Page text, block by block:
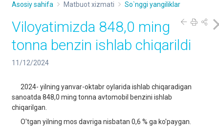
Asosiy sahifa Matbuot xizmati So`nggi yangiliklar
Viloyatimizda 848,0 ming
tonna benzin ishlab chiqarildi
11/12/2024
2024- yilning yanvar-oktabr oylarida ishlab chiqaradigan
sanoatda 848,0 ming tonna avtomobil benzini ishlab
chiqarilgan.
O'tgan yilning mos davriga nisbatan 0,6 % ga ko'paygan.